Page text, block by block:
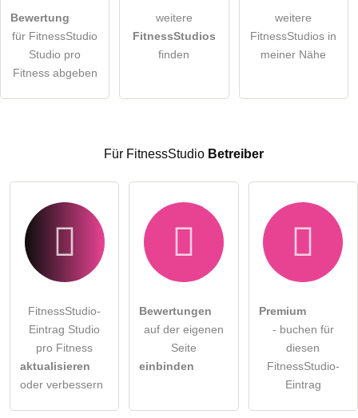
Hiermit akzeptiere ich dieAGB
DieDatenschutzerklärung habe ich zur Kenntnis genommen.
öffentliche Frage stellen
Besucher sichtbar
Bewertung
für FitnessStudio
Studio pro
Fitness abgeben
weitere
FitnessStudios
finden
weitere
FitnessStudios in
meiner Nähe
Für FitnessStudio Betreiber
FitnessStudio-
Eintrag Studio
pro Fitness
aktualisieren
oder verbessern
Bewertungen
auf der eigenen
Seite
einbinden
Premium
- buchen für
diesen
FitnessStudio-
Eintrag